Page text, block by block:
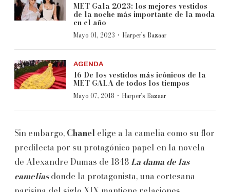
MET Gala 2023: los mejores vestidos
de la noche más importante de la moda
en el año
Mayo 01, 2023 · Harper’s Bazaar
AGENDA
16 De los vestidos más icónicos de la
MET GALA de todos los tiempos
Mayo 07, 2018 · Harper’s Bazaar
Sin embargo, Chanel elige a la camelia como su flor
predilecta por su protagónico papel en la novela
de Alexandre Dumas de 1848La dama de las
cameliasdonde la protagonista, una cortesana